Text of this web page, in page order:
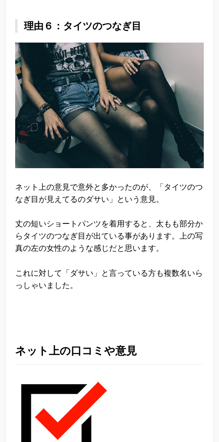
理由６：タイツのつなぎ目
ネット上の意見で意外と多かったのが、「タイツのつ
なぎ目が見えてるのダサい」という意見。
丈の短いショートパンツを着用すると、太もも部分か
らタイツのつなぎ目が出ている事があります。上の写
真の左の女性のような感じだと思います。
これに対して「ダサい」と言っている方も複数名いら
っしゃいました。
ネット上の口コミや意見